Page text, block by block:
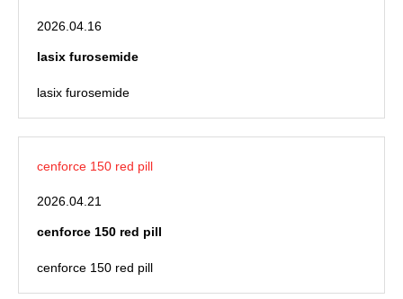
2026.04.16
lasix furosemide
lasix furosemide
cenforce 150 red pill
2026.04.21
cenforce 150 red pill
cenforce 150 red pill